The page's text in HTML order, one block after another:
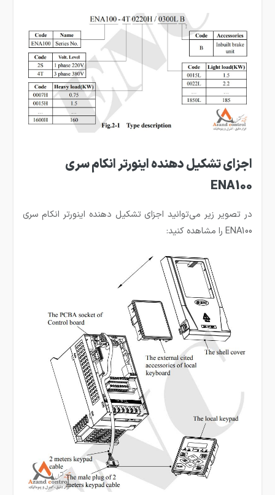
اجزای تشکیل دهنده اینورتر انکام سری
ENA100
در تصویر زیر می‌توانید اجزای تشکیل دهنده اینورتر انکام سری
ENA100 را مشاهده کنید: